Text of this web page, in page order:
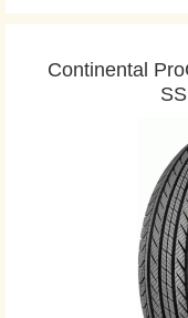
Continental